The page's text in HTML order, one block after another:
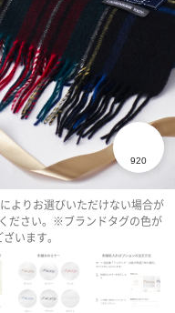
よりお選びいただけない場合が
ださい。※ブランドタグの色が
います。